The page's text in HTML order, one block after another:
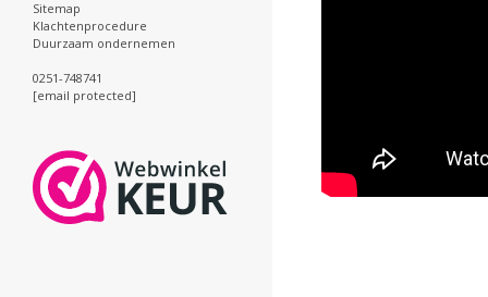
Sitemap
Klachtenprocedure
Duurzaam ondernemen
0251-748741
[email protected]